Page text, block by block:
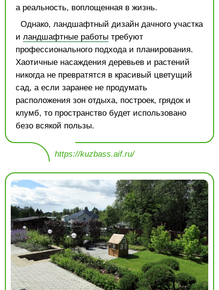
а реальность, воплощенная в жизнь.
Однако, ландшафтный дизайн дачного участка
и ландшафтные работы требуют
профессионального подхода и планирования.
Хаотичные насаждения деревьев и растений
никогда не превратятся в красивый цветущий
сад, а если заранее не продумать
расположения зон отдыха, построек, грядок и
клумб, то пространство будет использовано
безо всякой пользы.
https://kuzbass.aif.ru/